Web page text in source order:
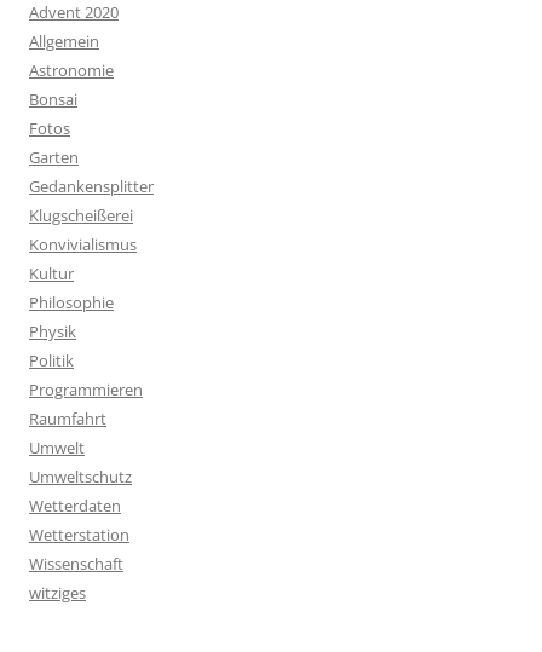
Advent 2020
Allgemein
Astronomie
Bonsai
Fotos
Garten
Gedankensplitter
Klugscheißerei
Konvivialismus
Kultur
Philosophie
Physik
Politik
Programmieren
Raumfahrt
Umwelt
Umweltschutz
Wetterdaten
Wetterstation
Wissenschaft
witziges